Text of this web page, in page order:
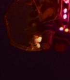
au
contenu
principal